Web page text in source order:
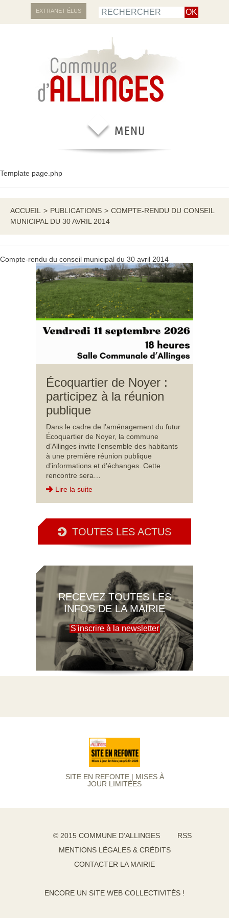
EXTRANET ÉLUS
Template page.php
ACCUEIL > PUBLICATIONS > COMPTE-RENDU DU CONSEIL
MUNICIPAL DU 30 AVRIL 2014
Compte-rendu du conseil municipal du 30 avril 2014
Écoquartier de Noyer :
participez à la réunion
publique
Dans le cadre de l’aménagement du futur
Écoquartier de Noyer, la commune
d’Allinges invite l’ensemble des habitants
à une première réunion publique
d’informations et d’échanges. Cette
rencontre sera…
Lire la suite
TOUTES LES ACTUS
RECEVEZ TOUTES LES
INFOS DE LA MAIRIE
S'inscrire à la newsletter
SITE EN REFONTE | MISES À
JOUR LIMITÉES
© 2015 COMMUNE D’ALLINGES
RSS
MENTIONS LÉGALES & CRÉDITS
CONTACTER LA MAIRIE
ENCORE UN SITE WEB COLLECTIVITÉS !